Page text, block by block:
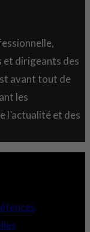
et dirigeants des
avant tout de
les
l’actualité et des